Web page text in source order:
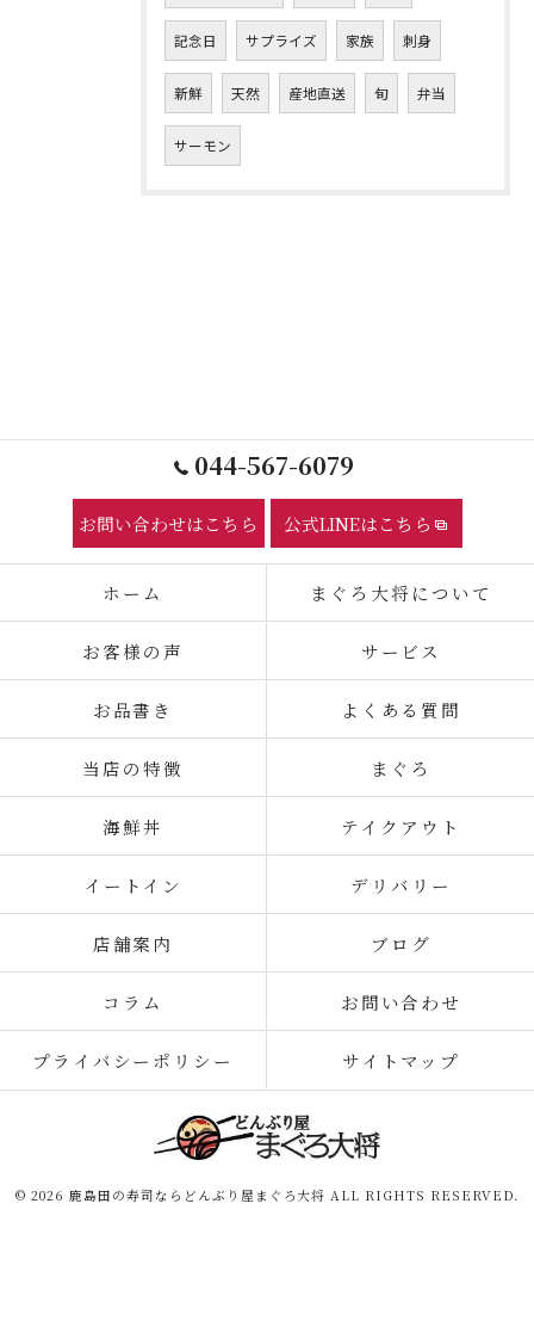
記念日 サプライズ 家族 刺身
新鮮 天然 産地直送 旬 弁当
サーモン
044-567-6079
お問い合わせはこちら 公式LINEはこちら
ホーム まぐろ大将について
お客様の声 サービス
お品書き よくある質問
当店の特徴 まぐろ
海鮮丼 テイクアウト
イートイン デリバリー
店舗案内 ブログ
コラム お問い合わせ
プライバシーポリシー サイトマップ
© 2026 鹿島田の寿司ならどんぶり屋まぐろ大将 ALL RIGHTS RESERVED.